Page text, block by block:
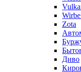
Zota
Диво